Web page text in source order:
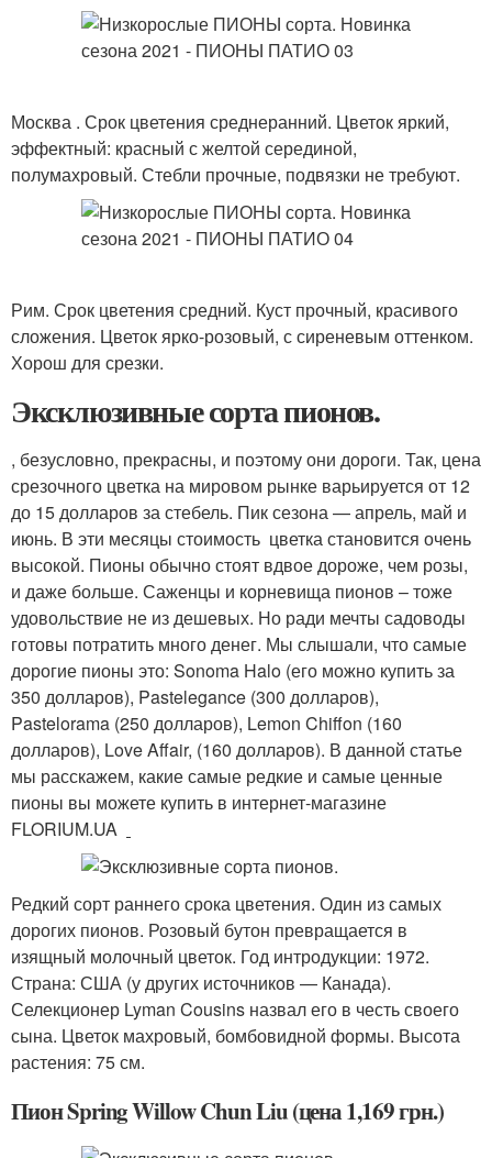
Москва . Срок цветения среднеранний. Цветок яркий,
эффектный: красный с желтой серединой,
полумахровый. Стебли прочные, подвязки не требуют.
Рим. Срок цветения средний. Куст прочный, красивого
сложения. Цветок ярко-розовый, с сиреневым оттенком.
Хорош для срезки.
Эксклюзивные сорта пионов.
, безусловно, прекрасны, и поэтому они дороги. Так, цена
срезочного цветка на мировом рынке варьируется от 12
до 15 долларов за стебель. Пик сезона — апрель, май и
июнь. В эти месяцы стоимость цветка становится очень
высокой. Пионы обычно стоят вдвое дороже, чем розы,
и даже больше. Саженцы и корневища пионов – тоже
удовольствие не из дешевых. Но ради мечты садоводы
готовы потратить много денег. Мы слышали, что самые
дорогие пионы это: Sonoma Halo (его можно купить за
350 долларов), Pastelegance (300 долларов),
Pastelorama (250 долларов), Lemon Chiffon (160
долларов), Love Affair, (160 долларов). В данной статье
мы расскажем, какие самые редкие и самые ценные
пионы вы можете купить в интернет-магазине
FLORIUM.UA
Редкий сорт раннего срока цветения. Один из самых
дорогих пионов. Розовый бутон превращается в
изящный молочный цветок. Год интродукции: 1972.
Страна: США (у других источников — Канада).
Селекционер Lyman Cousins назвал его в честь своего
сына. Цветок махровый, бомбовидной формы. Высота
растения: 75 см.
Пион Spring Willow Chun Liu (цена 1,169 грн.)